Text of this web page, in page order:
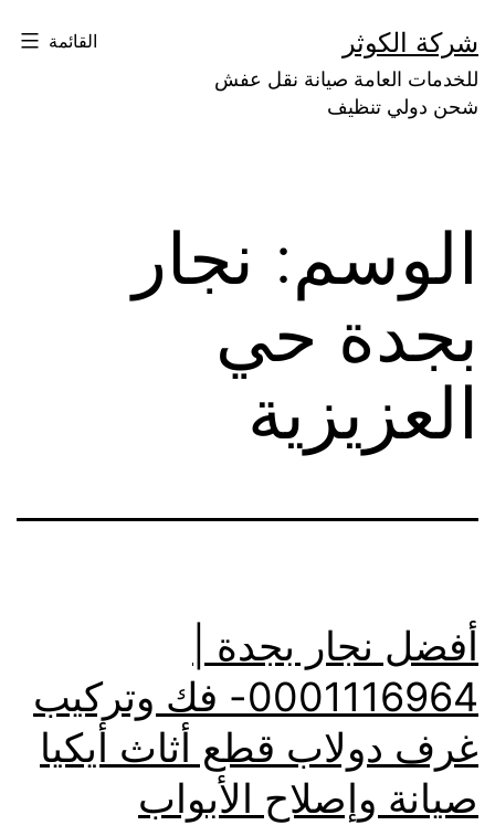
إلى
المحتوى
شركة الكوثر
للخدمات العامة صيانة نقل عفش
شحن دولي تنظيف
القائمة
الوسم: نجار
بجدة حي
العزيزية
أفضل نجار بجدة |
0001116964- فك وتركيب
غرف دولاب قطع أثاث أيكيا
صيانة وإصلاح الأبواب